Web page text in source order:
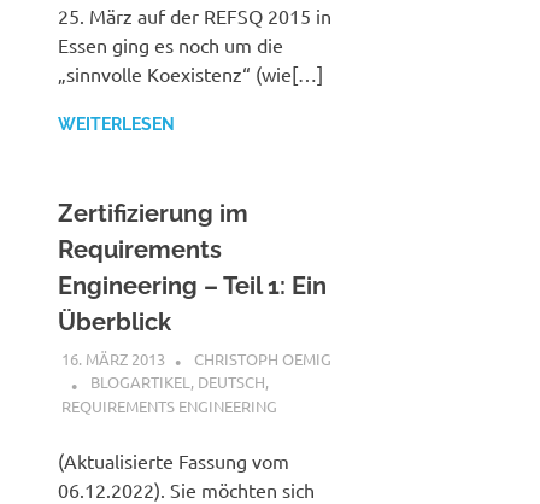
25. März auf der REFSQ 2015 in
Essen ging es noch um die
„sinnvolle Koexistenz“ (wie[…]
WEITERLESEN
Zertifizierung im
Requirements
Engineering – Teil 1: Ein
Überblick
16. MÄRZ 2013
CHRISTOPH OEMIG
BLOGARTIKEL , DEUTSCH,
REQUIREMENTS ENGINEERING
(Aktualisierte Fassung vom
06.12.2022). Sie möchten sich